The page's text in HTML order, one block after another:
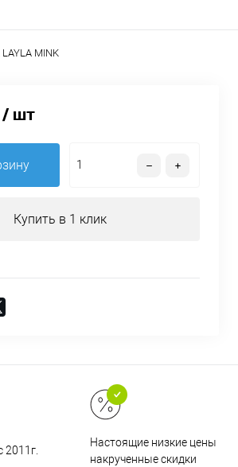
LAYLA MINK
/ шт
Купить в 1 клик
2011г.
Настоящие низкие цены и
накрученные скидки